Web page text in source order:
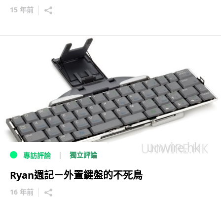
15 年前
專訪評論 獨立評論
Ryan週記－外置鍵盤的不死鳥
16 年前